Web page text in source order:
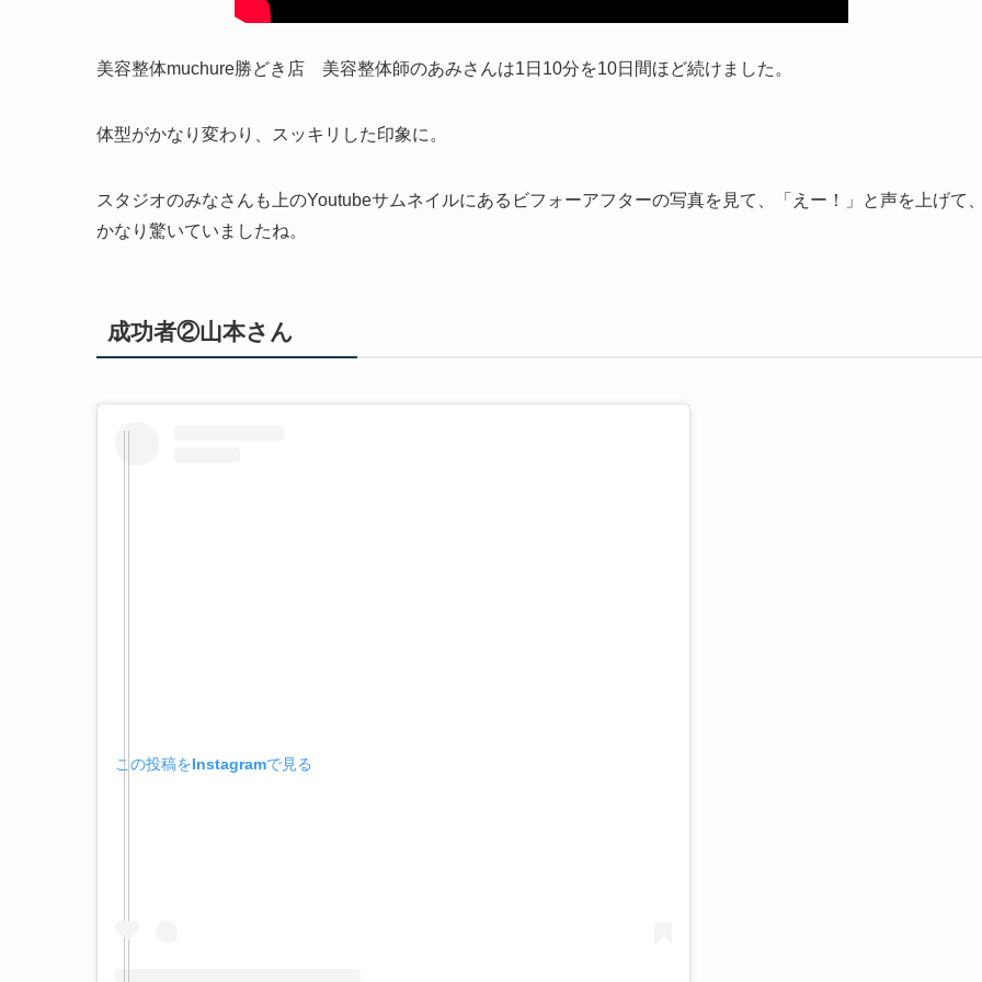
美容整体muchure勝どき店 美容整体師のあみさんは1日10分を10日間ほど続けました。
体型がかなり変わり、スッキリした印象に。
スタジオのみなさんも上のYoutubeサムネイルにあるビフォーアフターの写真を見て、「えー！」と声を上げて
かなり驚いていましたね。
成功者②山本さん
この投稿をInstagramで見る